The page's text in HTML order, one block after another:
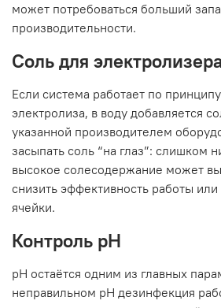
может потребоваться больший
производительности.
Соль для электролизера
Если система работает по
электролиза, в воду добавляется
указанной производителем
засыпать соль “на глаз”: слишком
высокое солесодержание может
снизить эффективность работы
ячейки.
Контроль pH
pH остаётся одним из главных
неправильном pH дезинфекция